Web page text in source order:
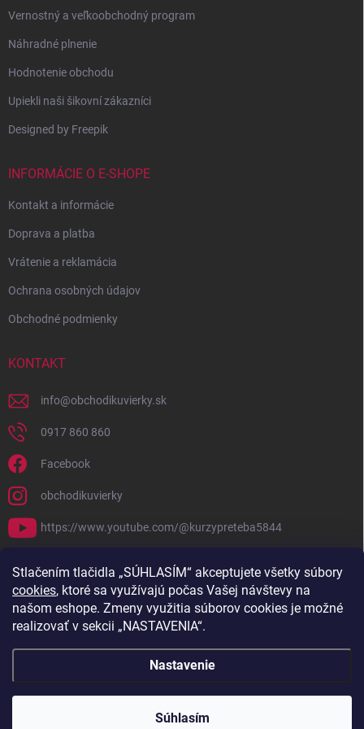
Stlačením tlačidla „SÚHLASÍM“ akceptujete všetky súbory
cookies, ktoré sa využívajú počas Vašej návštevy na
našom eshope. Zmeny využitia súborov cookies je možné
realizovať v sekcii „NASTAVENIA“.
Nastavenie
Súhlasím
Vernostný a veľkoobchodný program
Náhradné plnenie
Hodnotenie obchodu
Upiekli naši šikovní zákazníci
Designed by Freepik
INFORMÁCIE O E-SHOPE
Kontakt a informácie
Doprava a platba
Vrátenie a reklamácia
Ochrana osobných údajov
Obchodné podmienky
KONTAKT
info@obchodikuvierky.sk
0917 860 860
Facebook
obchodikuvierky
https://www.youtube.com/@kurzypreteba5844
PRIJÍMAME ONLINE PLATBY
Vytvoril Shoptet
Copyright 2026Obchodík u Vierky. Všetky práva vyhradené.